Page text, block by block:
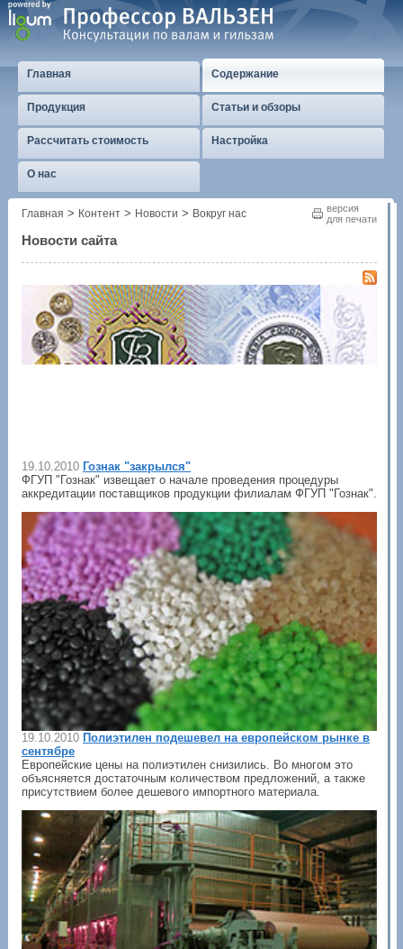
Главная Содержание
Продукция Статьи и обзоры
Рассчитать стоимость Настройка
О нас
версия
для печати
Главная > Контент > Новости > Вокруг нас
Новости сайта
19.10.2010 Гознак "закрылся"
ФГУП "Гознак" извещает о начале проведения процедуры
аккредитации поставщиков продукции филиалам ФГУП "Гознак".
19.10.2010 Полиэтилен подешевел на европейском рынке в
сентябре
Европейские цены на полиэтилен снизились. Во многом это
объясняется достаточным количеством предложений, а также
присутствием более дешевого импортного материала.